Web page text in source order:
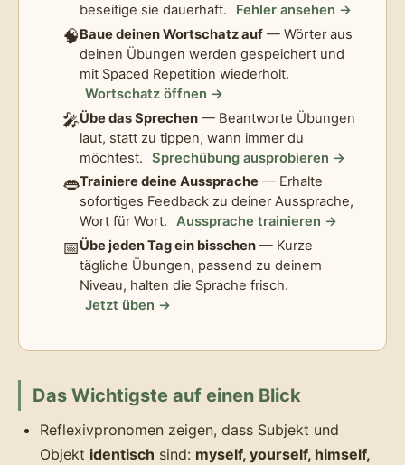
beseitige sie dauerhaft.
Fehler ansehen →
🧠Baue deinen Wortschatz auf — Wörter aus
deinen Übungen werden gespeichert und
mit Spaced Repetition wiederholt.
Wortschatz öffnen →
🎤Übe das Sprechen — Beantworte Übungen
laut, statt zu tippen, wann immer du
möchtest.
Sprechübung ausprobieren →
👄Trainiere deine Aussprache — Erhalte
sofortiges Feedback zu deiner Aussprache,
Wort für Wort.
Aussprache trainieren →
📅Übe jeden Tag ein bisschen — Kurze
tägliche Übungen, passend zu deinem
Niveau, halten die Sprache frisch.
Jetzt üben →
Das Wichtigste auf einen Blick
Reflexivpronomen zeigen, dass Subjekt und
Objekt identisch sind: myself, yourself, himself,